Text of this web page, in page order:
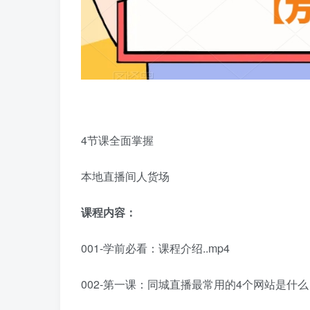
4节课全面掌握
本地直播间人货场
课程内容：
001-学前必看：课程介绍..mp4
002-第一课：同城直播最常用的4个网站是什